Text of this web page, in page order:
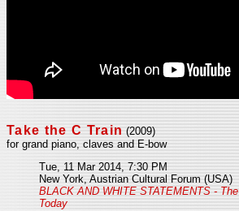
Take the C Train (2009)
for grand piano, claves and E-bow
Tue, 11 Mar 2014, 7:30 PM
New York, Austrian Cultural Forum (USA)
BLACK AND WHITE STATEMENTS -
Today